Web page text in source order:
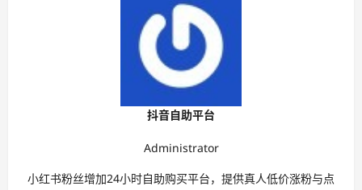
抖音自助平台
Administrator
小红书粉丝增加24小时自助购买平台，提供真人低价涨粉与点